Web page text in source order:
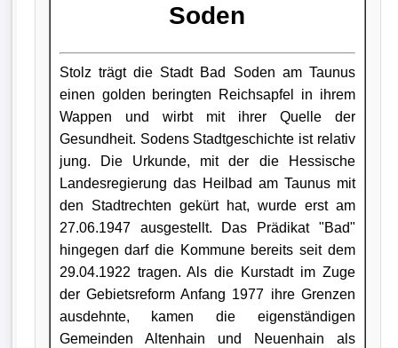
Soden
Stolz trägt die Stadt Bad Soden am Taunus
einen golden beringten Reichsapfel in ihrem
Wappen und wirbt mit ihrer Quelle der
Gesundheit. Sodens Stadtgeschichte ist relativ
jung. Die Urkunde, mit der die Hessische
Landesregierung das Heilbad am Taunus mit
den Stadtrechten gekürt hat, wurde erst am
27.06.1947 ausgestellt. Das Prädikat "Bad"
hingegen darf die Kommune bereits seit dem
29.04.1922 tragen. Als die Kurstadt im Zuge
der Gebietsreform Anfang 1977 ihre Grenzen
ausdehnte, kamen die eigenständigen
Gemeinden Altenhain und Neuenhain als